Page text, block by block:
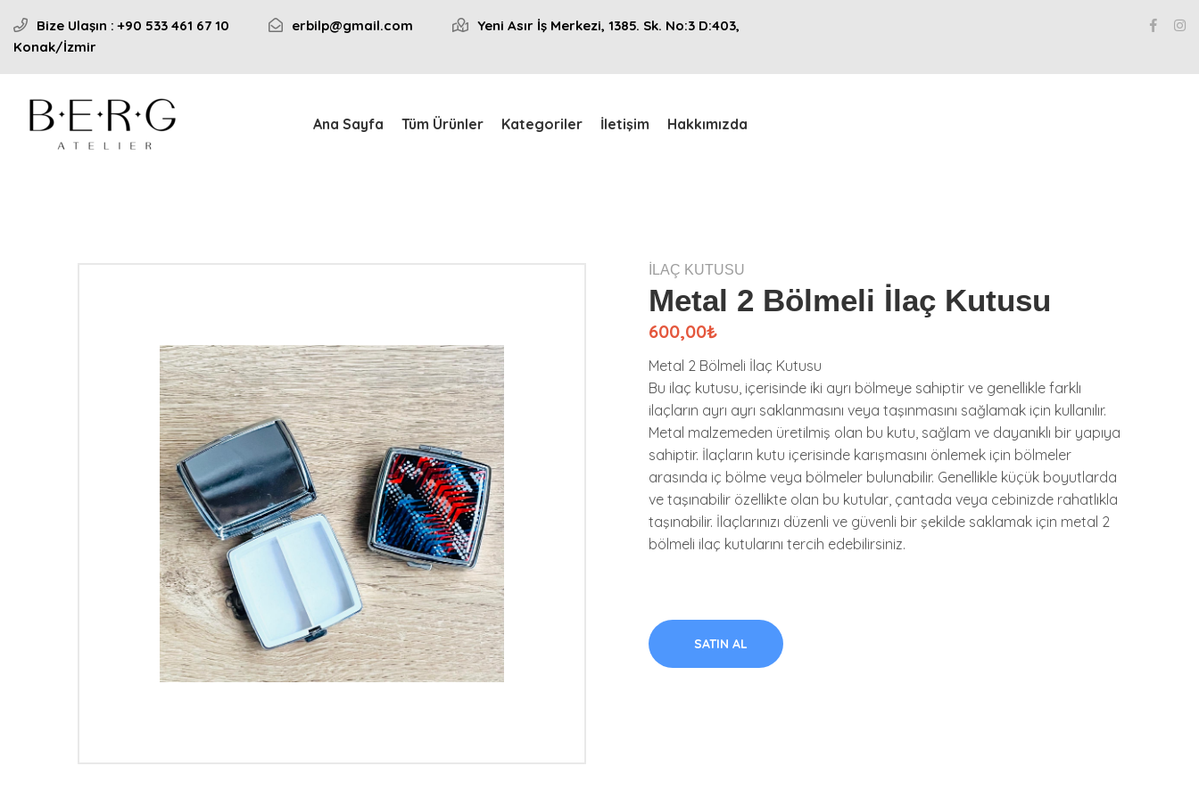
Bize Ulaşın : +90 533 461 67 10 erbilp@gmail.com
Yeni Asır İş Merkezi, 1385. Sk. No:3 D:403,
Konak/İzmir
Ana Sayfa Tüm Ürünler Kategoriler İletişim Hakkımızda
İLAÇ KUTUSU
Metal 2 Bölmeli İlaç Kutusu
600,00₺
Metal 2 Bölmeli İlaç Kutusu
Bu ilaç kutusu, içerisinde iki ayrı bölmeye sahiptir ve genellikle farklı
ilaçların ayrı ayrı saklanmasını veya taşınmasını sağlamak için kullanılır.
Metal malzemeden üretilmiş olan bu kutu, sağlam ve dayanıklı bir yapıya
sahiptir. İlaçların kutu içerisinde karışmasını önlemek için bölmeler
arasında iç bölme veya bölmeler bulunabilir. Genellikle küçük boyutlarda
ve taşınabilir özellikte olan bu kutular, çantada veya cebinizde rahatlıkla
taşınabilir. İlaçlarınızı düzenli ve güvenli bir şekilde saklamak için metal 2
bölmeli ilaç kutularını tercih edebilirsiniz.
SATIN AL